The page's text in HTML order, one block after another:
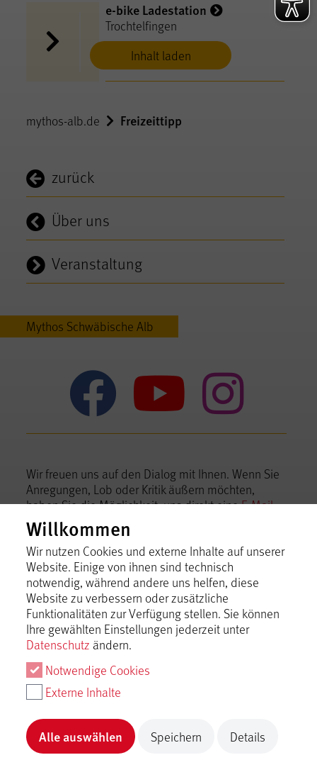
Inhalt laden
e-bike Ladestation
Trochtelfingen
mythos-alb.de Freizeittipp
zurück
Über uns
Veranstaltung
Mythos Schwäbische Alb
Mythos
Wir freuen uns auf den Dialog mit Ihnen. Wenn Sie
Anregungen, Lob oder Kritik äußern möchten,
haben Sie die Möglichkeit, uns direkt eineE-Mail
zu schreiben.
Tourismusgemeinschaft Mythos Schwäbische
Alb im Landkreis Reutlingen e.V.
Bismarckstraße 21, 72574 Bad Urach
Telefon +49 7125 15060-0,info@mythos-alb.de
Datenschutz-
Einstellungen
Datenschutz Impressum
Willkommen
Wir nutzen Cookies und externe Inhalte auf unserer
Website. Einige von ihnen sind technisch
notwendig, während andere uns helfen, diese
Website zu verbessern oder zusätzliche
Funktionalitäten zur Verfügung stellen. Sie können
Ihre gewählten Einstellungen jederzeit unter
Datenschutz ändern.
Notwendige Cookies
Externe Inhalte
Alle auswählen Speichern Details